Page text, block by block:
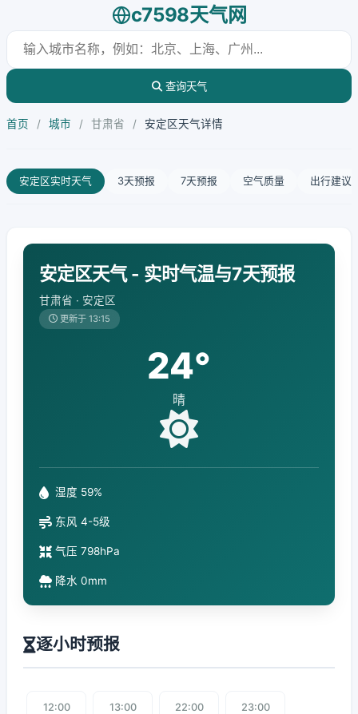
c7598天气网
查询天气
首页 / 城市 / 甘肃省 / 安定区天气详情
安定区实时天气 3天预报 7天预报 空气质量 出行建议
安定区天气 - 实时气温与7天预报
甘肃省 · 安定区
更新于 13:15
24°
晴
湿度 59%
东风 4-5级
气压 798hPa
降水 0mm
逐小时预报
12:00 13:00 22:00 23:00